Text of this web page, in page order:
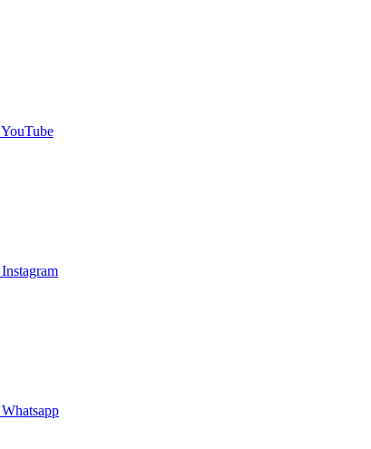
YouTube
Instagram
Whatsapp